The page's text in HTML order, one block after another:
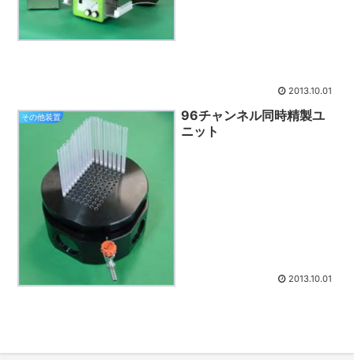
2013.10.01
その他装置
96チャンネル同時精製ユ
ニット
2013.10.01